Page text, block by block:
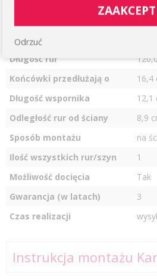
Całkowita długość karnisza
Długość rur
Końcówki przedłużają o
16,4
Długość wspornika
12,1
Odległość rur od ściany
8,9
Sposób montażu
na
Ilość wszystkich rur/szyn
1
Możliwość docięcia
Tak
Gwarancja (w latach)
3
Czas realizacji
Instrukcja montażu
Odrzuć